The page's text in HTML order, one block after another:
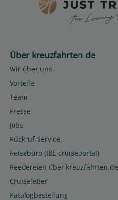
Über kreuzfahrten de
Wir über uns
Vorteile
Team
Presse
Jobs
Rückruf-Service
Reisebüro (IBE cruiseportal)
Reedereien über kreuzfahrten.de
Cruiseletter
Katalogbestellung